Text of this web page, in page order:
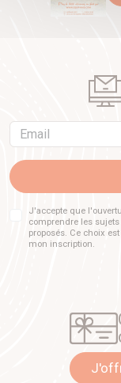
Email
J'accepte que
comprendre les
proposés. Ce choix
mon inscription.